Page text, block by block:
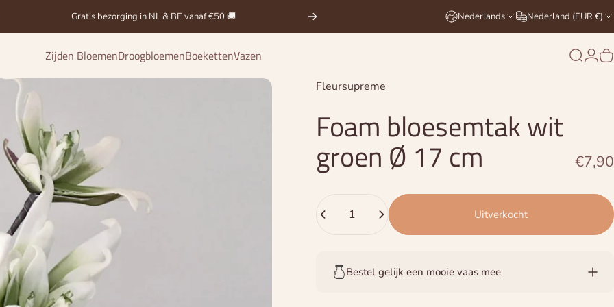
Gratis bezorging in NL & BE vanaf €50 🚚 Nederlands Nederland (EUR €)
Zijden BloemenDroogbloemenBoekettenVazen
Leverancier:
Fleursupreme
Foam bloesemtakwit
groen Ø 17 cm €7,90
Uitverkocht
Bestel gelijk een mooie vaas mee